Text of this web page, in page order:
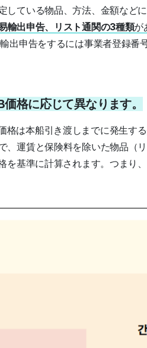
している物品、方法、金額など
輸出申告、リスト通関の3種類が
出申告をするには事業者登録番
格に応じて異なります。
格は本船引き渡しまでに発生す
、運賃と保険料を除いた物品（
を基準に計算されます。つまり